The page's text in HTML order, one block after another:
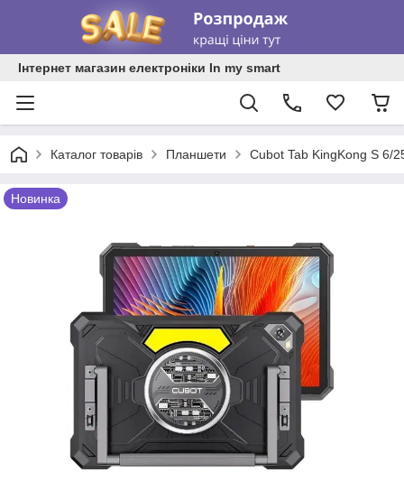
Інтернет магазин електроніки In my smart
Каталог товарів Планшети Cubot Tab KingKong S 6/
Новинка